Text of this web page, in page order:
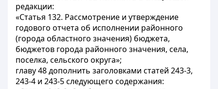
редакции:
«Статья 132. Рассмотрение и утверждение
годового отчета об исполнении районного
(города областного значения) бюджета,
бюджетов города районного значения, села,
поселка, сельского округа»;
главу 48 дополнить заголовками статей 243-3,
243-4 и 243-5 следующего содержания: